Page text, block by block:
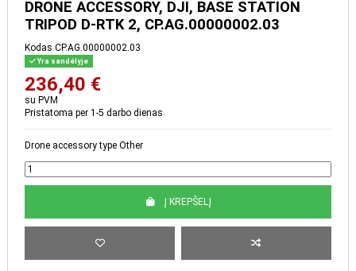
DRONE ACCESSORY, DJI,
BASE STATION TRIPOD D-
RTK 2, CP.AG.00000002.03
Kodas CP.AG.00000002.03
Yra sandėlyje
236,40 €
Pristatoma per 1-5 darbo dienas
Drone accessory type Other